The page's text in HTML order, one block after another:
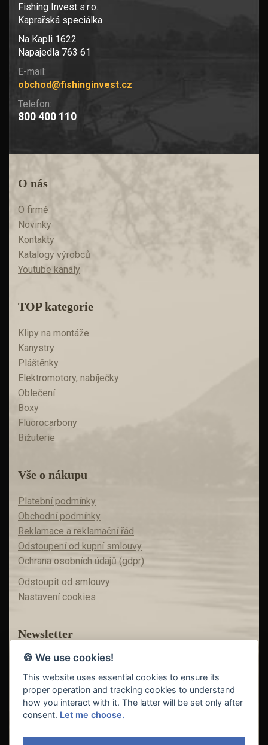
Fishing Invest s.r.o.
Kaprařská speciálka
Na Kapli 1622
Napajedla 763 61
E-mail:
obchod@fishinginvest.cz
Telefon:
800 400 110
O nás
O firmě
Novinky
Kontakty
Katalogy výrobců
Youtube kanály
TOP kategorie
Klipy na montáže
Kanystry
Pláštěnky
Elektromotory, nabíječky
Oblečení
Boxy
Fluorocarbony
Bižuterie
Vše o nákupu
Platební podmínky
Obchodní podmínky
Reklamace a reklamační řád
Odstoupení od kupní smlouvy
Ochrana osobních údajů (gdpr)
Odstoupit od smlouvy
Nastavení cookies
Newsletter
Máte zájem o akční nabídky?
Teď už vám nic neunikne!
🍪 We use cookies!
This website uses essential cookies to ensure its
proper operation and tracking cookies to understand
how you interact with it. The latter will be set only after
consent. Let me choose.